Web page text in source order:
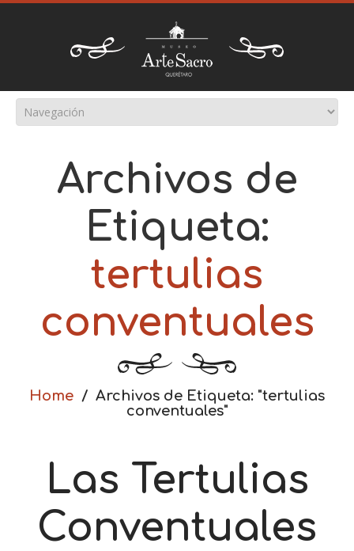
Archivos de
Etiqueta:
tertulias
conventuales
Home
Archivos de Etiqueta: "tertulias
conventuales"
Las Tertulias
Conventuales